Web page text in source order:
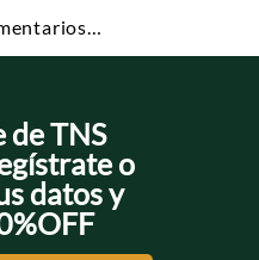
de TNS
o
datos y